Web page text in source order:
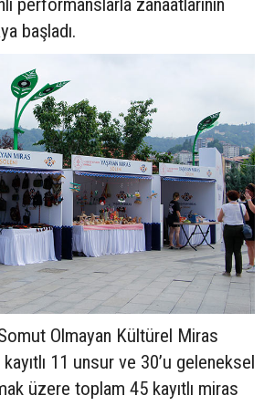
başladı.
Olmayan Kültürel Miras
11 unsur ve 30’u geleneksel
üzere toplam 45 kayıtlı miras